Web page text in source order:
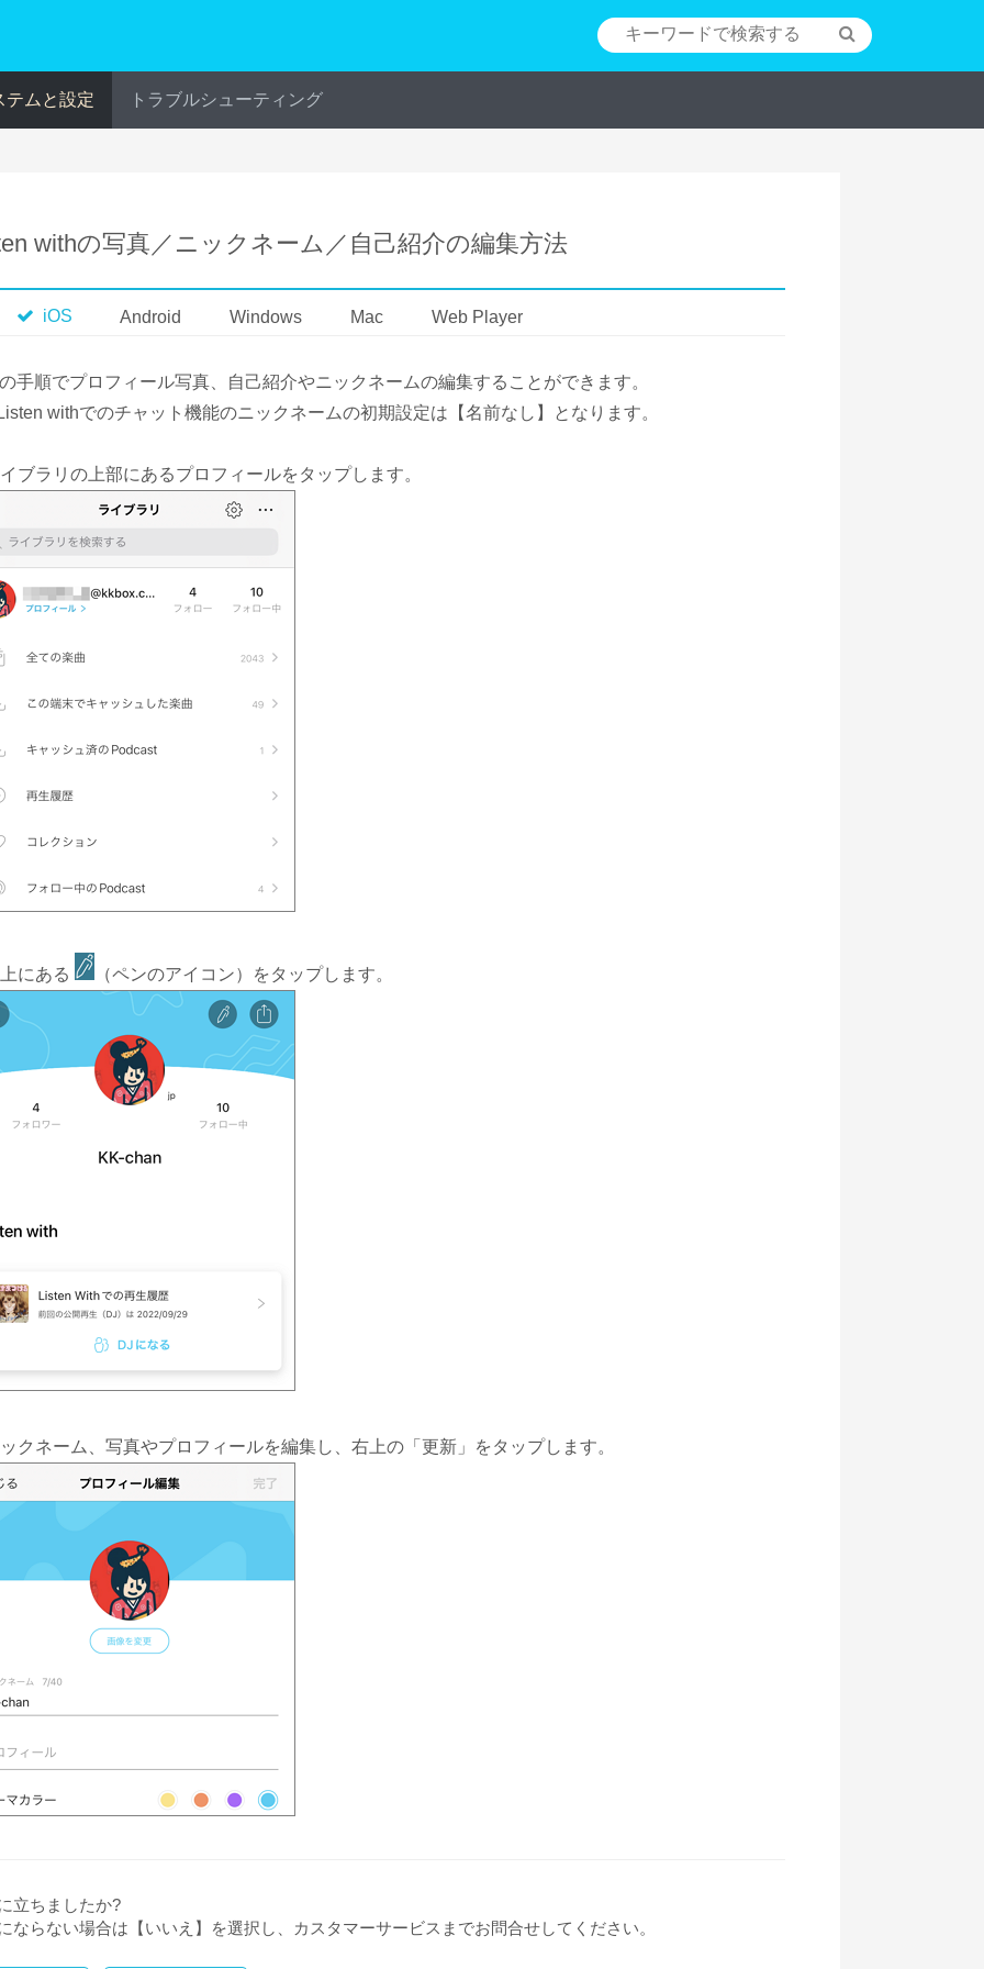
テムと設定 トラブルシューティング
withの写真／ニックネーム／自己紹介の編集方法
iOS Android Windows Mac Web Player
手順でプロフィール写真、自己紹介やニックネームの編集することができます。
withでのチャット機能のニックネームの初期設定は【名前なし】となります。
ブラリの上部にあるプロフィールをタップします。
にある （ペンのアイコン）をタップします。
クネーム、写真やプロフィールを編集し、右上の「更新」をタップします。
立ちましたか?
ならない場合は【いいえ】を選択し、カスタマーサービスまでお問合せしてください。